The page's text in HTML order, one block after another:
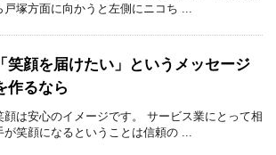
戸塚方面に向かうと左側にニコち ...
「笑顔を届けたい」というメッセージ
作るなら
顔は安心のイメージです。 サービス業にとって相
が笑顔になるということは信頼の ...